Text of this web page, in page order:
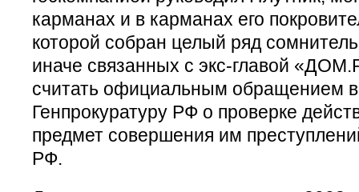
карманах и в карманах его
которой собран целый ряд
иначе связанных с экс-главой
считать официальным обращением
Генпрокуратуру РФ о проверке
предмет совершения им
РФ.